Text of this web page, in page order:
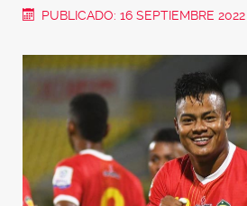
PUBLICADO: 16 SEPTIEMBRE 2022